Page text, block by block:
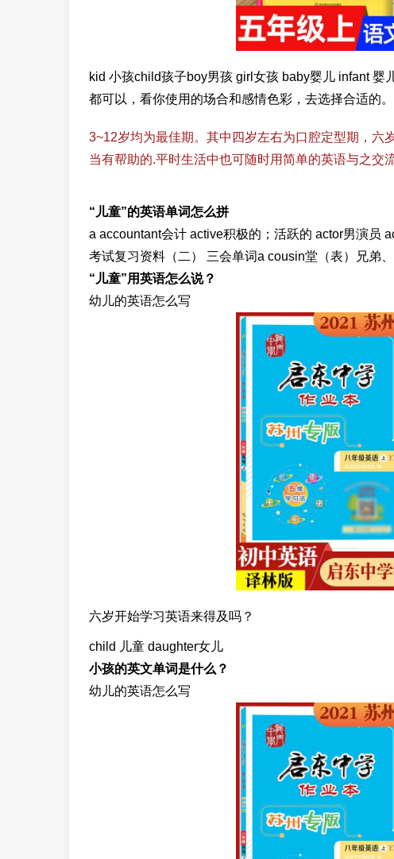
kid 小孩child孩子boy男孩 girl女孩 baby婴儿 infant 婴
都可以，看你使用的场合和感情色彩，去选择合适的。
3~12岁均为最佳期。其中四岁左右为口腔定型期，六
当有帮助的.平时生活中也可随时用简单的英语与之交
“儿童”的英语单词怎么拼
a accountant会计 active积极的；活跃的 actor男演员
考试复习资料（二） 三会单词a cousin堂（表）兄弟
“儿童”用英语怎么说？
幼儿的英语怎么写
六岁开始学习英语来得及吗？
child 儿童 daughter女儿
小孩的英文单词是什么？
幼儿的英语怎么写